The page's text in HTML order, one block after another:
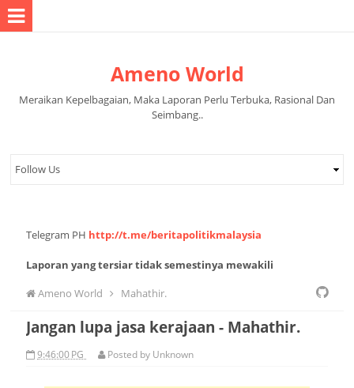
Ameno World
Meraikan Kepelbagaian, Maka Laporan Perlu Terbuka, Rasional Dan
Seimbang..
Telegram PH http://t.me/beritapolitikmalaysia
Laporan yang tersiar tidak semestinya mewakili
Ameno World
Mahathir.
Jangan lupa jasa kerajaan - Mahathir.
9:46:00 PG Posted by Unknown